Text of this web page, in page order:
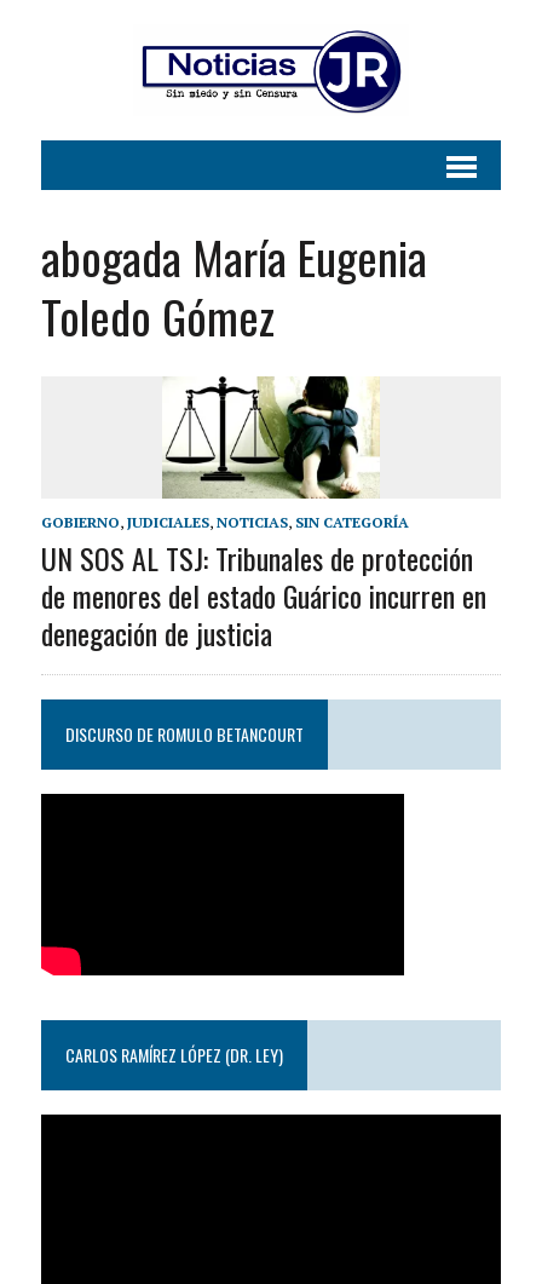
abogada María Eugenia
Toledo Gómez
GOBIERNO, JUDICIALES, NOTICIAS, SIN CATEGORÍA
UN SOS AL TSJ: Tribunales de protección
de menores del estado Guárico incurren en
denegación de justicia
DISCURSO DE ROMULO BETANCOURT
CARLOS RAMÍREZ LÓPEZ (DR. LEY)